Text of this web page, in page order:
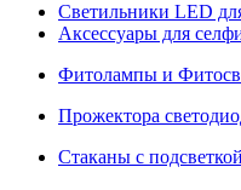
Светильники LED
Аксессуары для
Фитолампы и
Прожектора
Стаканы с подсветкой